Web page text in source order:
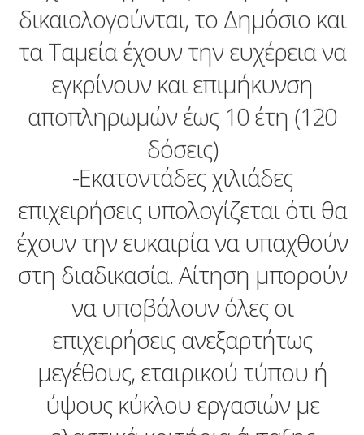
δικαιολογούνται, το Δημόσιο και
τα Ταμεία έχουν την ευχέρεια να
εγκρίνουν και επιμήκυνση
αποπληρωμών έως 10 έτη (120
δόσεις)
-Εκατοντάδες χιλιάδες
επιχειρήσεις υπολογίζεται ότι θα
έχουν την ευκαιρία να υπαχθούν
στη διαδικασία. Αίτηση μπορούν
να υποβάλουν όλες οι
επιχειρήσεις ανεξαρτήτως
µεγέθους, εταιρικού τύπου ή
ύψους κύκλου εργασιών με